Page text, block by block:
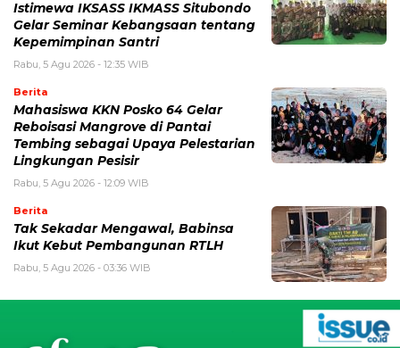
Istimewa IKSASS IKMASS Situbondo
Gelar Seminar Kebangsaan tentang
Kepemimpinan Santri
Rabu, 5 Agu 2026 - 12:35 WIB
Berita
Mahasiswa KKN Posko 64 Gelar
Reboisasi Mangrove di Pantai
Tembing sebagai Upaya Pelestarian
Lingkungan Pesisir
Rabu, 5 Agu 2026 - 12:09 WIB
Berita
Tak Sekadar Mengawal, Babinsa
Ikut Kebut Pembangunan RTLH
Rabu, 5 Agu 2026 - 03:36 WIB